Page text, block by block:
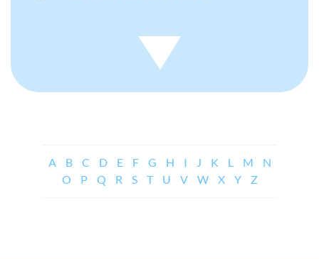
A B C D E F G H I J K L M
N
O
P Q R S T U V W X Y Z